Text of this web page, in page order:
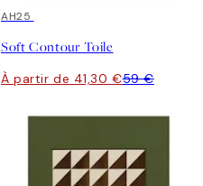
30%*
AH25
Soft Contour Toile
À partir de 41,30 €59 €